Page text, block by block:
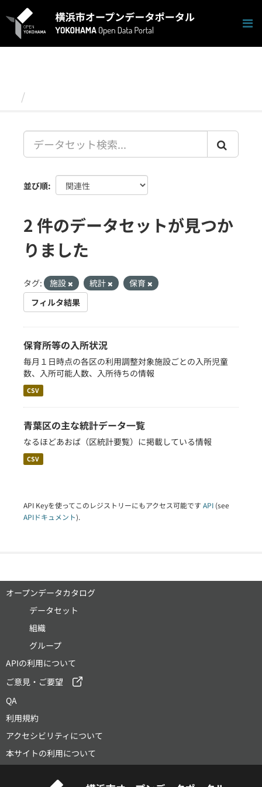
キ
並び順
2 件のデータセットが見つか
りました
タグ: 施設 統計
保育
フィルタ結果
保育所等の入所状況
毎月１日時点の各区の利用調整対象施設ごとの入所児童
数、入所可能人数、入所待ちの情報
CSV
青葉区の主な統計データ一覧
なるほどあおば（区統計要覧）に掲載している情報
CSV
API Keyを使ってこのレジストリーにもアクセス可能です API (see
APIドキュメント).
オープンデータカタログ
データセット
組織
グループ
APIの利用について
ご意見・ご要望
QA
利用規約
アクセシビリティについて
本サイトの利用について